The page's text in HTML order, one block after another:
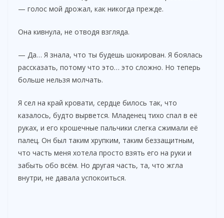
— голос мой дрожал, как никогда прежде.
Она кивнула, не отводя взгляда.
— Да… Я знала, что ты будешь шокирован. Я боялась
рассказать, потому что это… это сложно. Но теперь
больше нельзя молчать.
Я сел на край кровати, сердце билось так, что
казалось, будто вырвется. Младенец тихо спал в её
руках, и его крошечные пальчики слегка сжимали её
палец. Он был таким хрупким, таким беззащитным,
что часть меня хотела просто взять его на руки и
забыть обо всём. Но другая часть, та, что жгла
внутри, не давала успокоиться.